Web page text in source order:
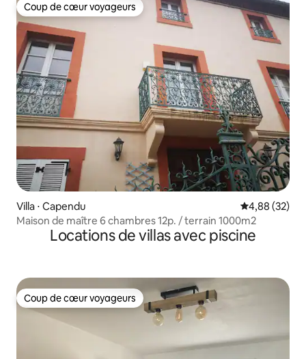
Coup de cœur voyageurs
Coup de cœur voyageurs
Villa ⋅ Capendu Évaluation
4,88 (32)
Maison de maître 6 chambres 12p. / terrain 1000m2
Locations de villas avec piscine
Coup de cœur voyageurs
Coup de cœur voyageurs